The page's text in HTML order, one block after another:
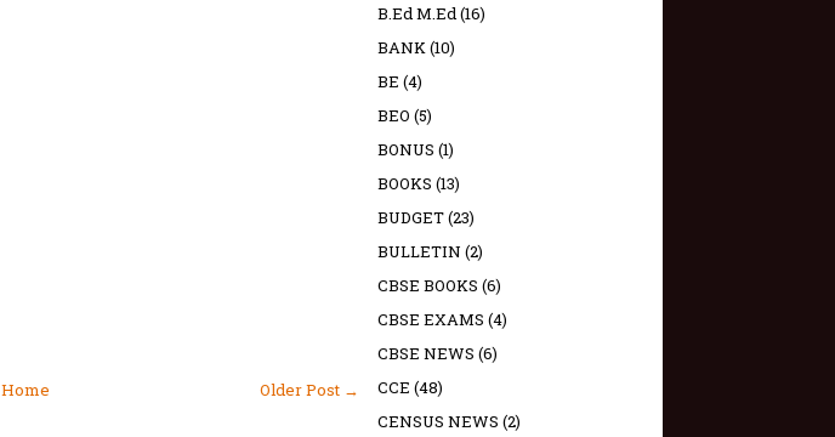
Older Post →
Home
B.Ed M.Ed(16)
BANK(10)
BE (4)
BEO (5)
BONUS (1)
BOOKS (13)
BUDGET(23)
BULLETIN (2)
CBSE BOOKS (6)
CBSE EXAMS (4)
CBSE NEWS (6)
CCE (48)
CENSUS NEWS (2)